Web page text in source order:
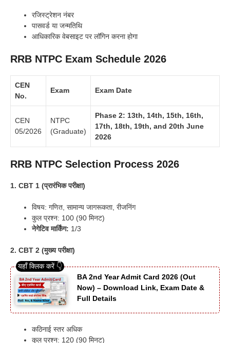
रजिस्ट्रेशन नंबर
पासवर्ड या जन्मतिथि
आधिकारिक वेबसाइट पर लॉगिन करना होगा
RRB NTPC Exam Schedule 2026
CEN
No.
Exam Exam Date
CEN
05/2026
NTPC
(Graduate)
Phase 2: 13th, 14th, 15th, 16th,
17th, 18th, 19th, and 20th June
2026
RRB NTPC Selection Process 2026
1. CBT 1 (प्रारंभिक परीक्षा)
विषय: गणित, सामान्य जागरूकता, रीजनिंग
कुल प्रश्न: 100 (90 मिनट)
नेगेटिव मार्किंग: 1/3
2. CBT 2 (मुख्य परीक्षा)
BA 2nd Year Admit Card 2026 (Out
Now) – Download Link, Exam Date &
Full Details
कठिनाई स्तर अधिक
कुल प्रश्न: 120 (90 मिनट)